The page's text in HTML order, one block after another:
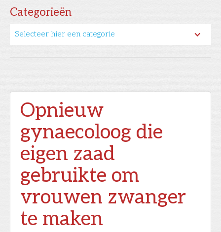
Categorieën
Selecteer hier een categorie
Opnieuw
gynaecoloog die
eigen zaad
gebruikte om
vrouwen zwanger
te maken